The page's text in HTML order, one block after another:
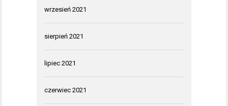
wrzesień 2021
sierpień 2021
lipiec 2021
czerwiec 2021